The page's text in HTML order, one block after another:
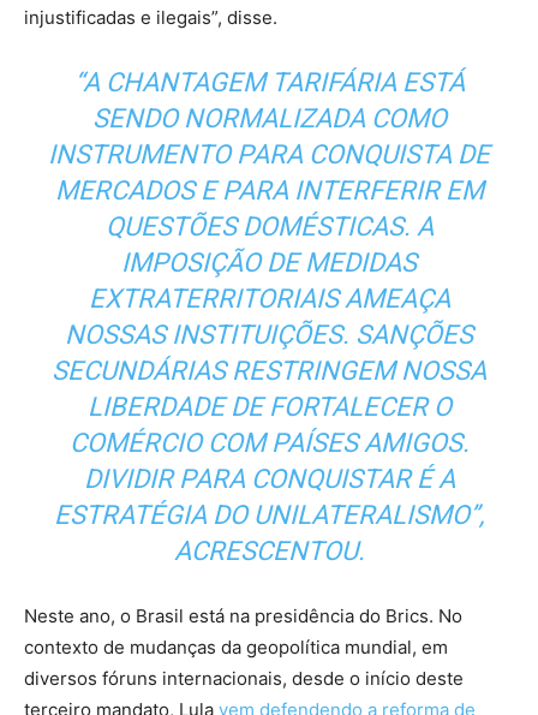
injustificadas e ilegais”, disse.
“A CHANTAGEM TARIFÁRIA ESTÁ
SENDO NORMALIZADA COMO
INSTRUMENTO PARA CONQUISTA DE
MERCADOS E PARA INTERFERIR EM
QUESTÕES DOMÉSTICAS. A
IMPOSIÇÃO DE MEDIDAS
EXTRATERRITORIAIS AMEAÇA
NOSSAS INSTITUIÇÕES. SANÇÕES
SECUNDÁRIAS RESTRINGEM NOSSA
LIBERDADE DE FORTALECER O
COMÉRCIO COM PAÍSES AMIGOS.
DIVIDIR PARA CONQUISTAR É A
ESTRATÉGIA DO UNILATERALISMO”,
ACRESCENTOU.
Neste ano, o Brasil está na presidência do Brics. No
contexto de mudanças da geopolítica mundial, em
diversos fóruns internacionais, desde o início deste
terceiro mandato, Lula vem defendendo a reforma de